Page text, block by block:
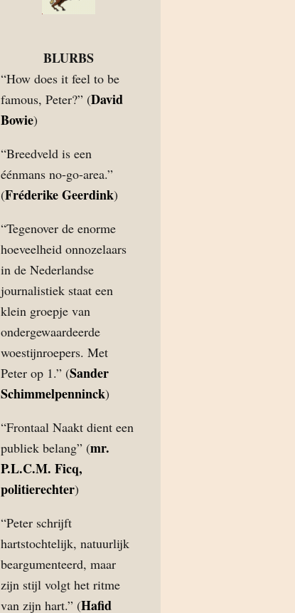
BLURBS
“How does it feel to be
famous, Peter?” (David
Bowie)
“Breedveld is een
éénmans no-go-area.”
(Fréderike Geerdink)
“Tegenover de enorme
hoeveelheid onnozelaars
in de Nederlandse
journalistiek staat een
klein groepje van
ondergewaardeerde
woestijnroepers. Met
Peter op 1.” (Sander
Schimmelpenninck)
“Frontaal Naakt dient een
publiek belang” (mr.
P.L.C.M. Ficq,
politierechter)
“Peter schrijft
hartstochtelijk, natuurlijk
beargumenteerd, maar
zijn stijl volgt het ritme
van zijn hart.” (Hafid